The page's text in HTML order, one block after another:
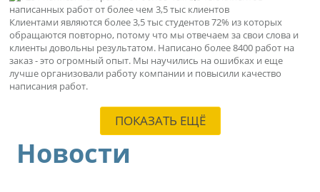
написанных работ от более чем 3,5 тыс клиентов
Клиентами являются более 3,5 тыс студентов 72% из которых
обращаются повторно, потому что мы отвечаем за свои слова и
клиенты довольны результатом. Написано более 8400 работ на
заказ - это огромный опыт. Мы научились на ошибках и еще
лучше организовали работу компании и повысили качество
написания работ.
ПОКАЗАТЬ ЕЩЁ
Новости